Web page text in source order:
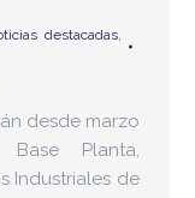
destacadas,
desde marzo
Planta,
Industriales de